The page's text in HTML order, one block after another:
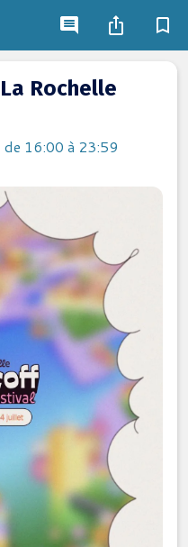
Rochelle
16:00 à 23:59